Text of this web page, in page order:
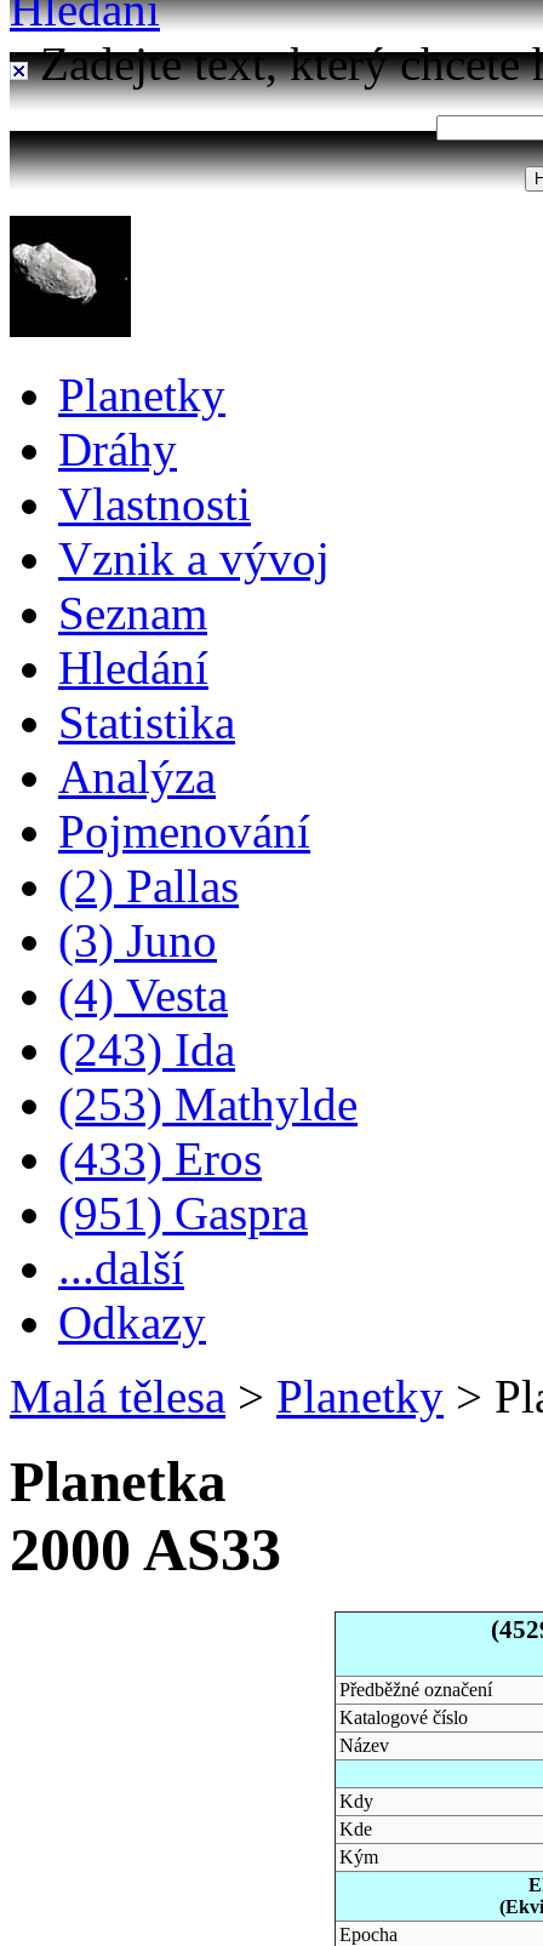
Zadejte text, který chcete
Planetky
Dráhy
Vlastnosti
Vznik a vývoj
Seznam
Hledání
Statistika
Analýza
Pojmenování
(2) Pallas
(3) Juno
(4) Vesta
(243) Ida
(253) Mathylde
(433) Eros
(951) Gaspra
...další
Odkazy
Malá tělesa > Planetky >
Planetka
2000 AS33
Předběžné označení
Katalogové číslo
Název
Kdy
Kde
Kým
Epocha